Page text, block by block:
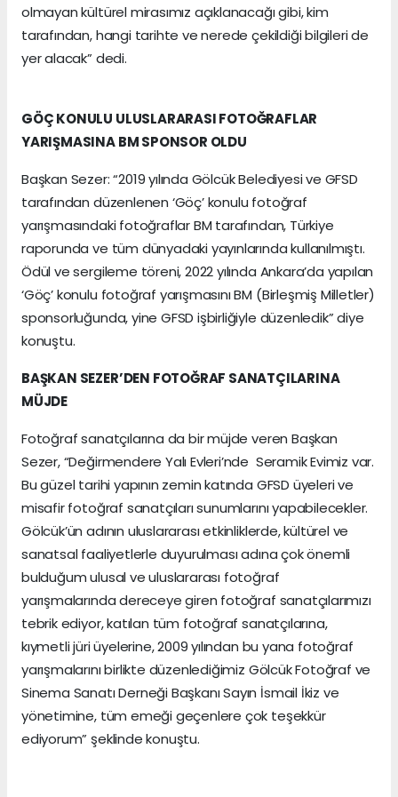
olmayan kültürel mirasımız açıklanacağı gibi, kim
tarafından, hangi tarihte ve nerede çekildiği bilgileri de
yer alacak” dedi.
GÖÇ KONULU ULUSLARARASI FOTOĞRAFLAR
YARIŞMASINA BM SPONSOR OLDU
Başkan Sezer: “2019 yılında Gölcük Belediyesi ve GFSD
tarafından düzenlenen ‘Göç’ konulu fotoğraf
yarışmasındaki fotoğraflar BM tarafından, Türkiye
raporunda ve tüm dünyadaki yayınlarında kullanılmıştı.
Ödül ve sergileme töreni, 2022 yılında Ankara’da yapılan
‘Göç’ konulu fotoğraf yarışmasını BM (Birleşmiş Milletler)
sponsorluğunda, yine GFSD işbirliğiyle düzenledik” diye
konuştu.
BAŞKAN SEZER’DEN FOTOĞRAF SANATÇILARINA
MÜJDE
Fotoğraf sanatçılarına da bir müjde veren Başkan
Sezer, “Değirmendere Yalı Evleri’nde Seramik Evimiz var.
Bu güzel tarihi yapının zemin katında GFSD üyeleri ve
misafir fotoğraf sanatçıları sunumlarını yapabilecekler.
Gölcük’ün adının uluslararası etkinliklerde, kültürel ve
sanatsal faaliyetlerle duyurulması adına çok önemli
bulduğum ulusal ve uluslararası fotoğraf
yarışmalarında dereceye giren fotoğraf sanatçılarımızı
tebrik ediyor, katılan tüm fotoğraf sanatçılarına,
kıymetli jüri üyelerine, 2009 yılından bu yana fotoğraf
yarışmalarını birlikte düzenlediğimiz Gölcük Fotoğraf ve
Sinema Sanatı Derneği Başkanı Sayın İsmail İkiz ve
yönetimine, tüm emeği geçenlere çok teşekkür
ediyorum” şeklinde konuştu.